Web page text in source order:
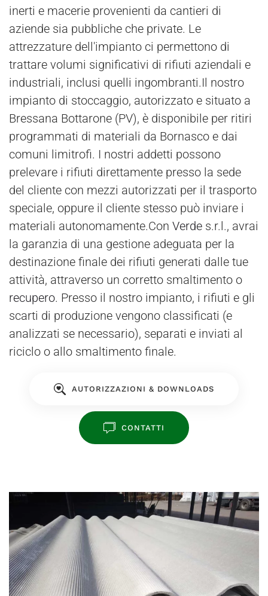
inerti e macerie provenienti da cantieri di
aziende sia pubbliche che private. Le
attrezzature dell'impianto ci permettono di
trattare volumi significativi di rifiuti aziendali e
industriali, inclusi quelli ingombranti.Il nostro
impianto di stoccaggio, autorizzato e situato a
Bressana Bottarone (PV), è disponibile per ritiri
programmati di materiali da Bornasco e dai
comuni limitrofi. I nostri addetti possono
prelevare i rifiuti direttamente presso la sede
del cliente con mezzi autorizzati per il trasporto
speciale, oppure il cliente stesso può inviare i
materiali autonomamente.Con Verde s.r.l., avrai
la garanzia di una gestione adeguata per la
destinazione finale dei rifiuti generati dalle tue
attività, attraverso un corretto smaltimento o
recupero. Presso il nostro impianto, i rifiuti e gli
scarti di produzione vengono classificati (e
analizzati se necessario), separati e inviati al
riciclo o allo smaltimento finale.
AUTORIZZAZIONI & DOWNLOADS
CONTATTI